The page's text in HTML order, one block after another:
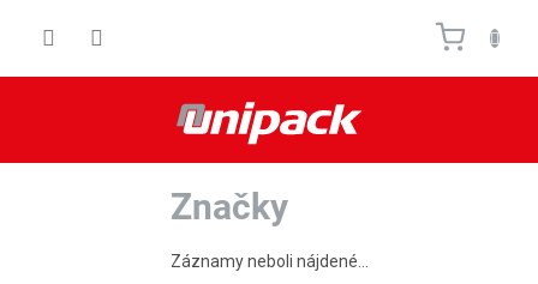
Značky
Záznamy neboli nájdené...